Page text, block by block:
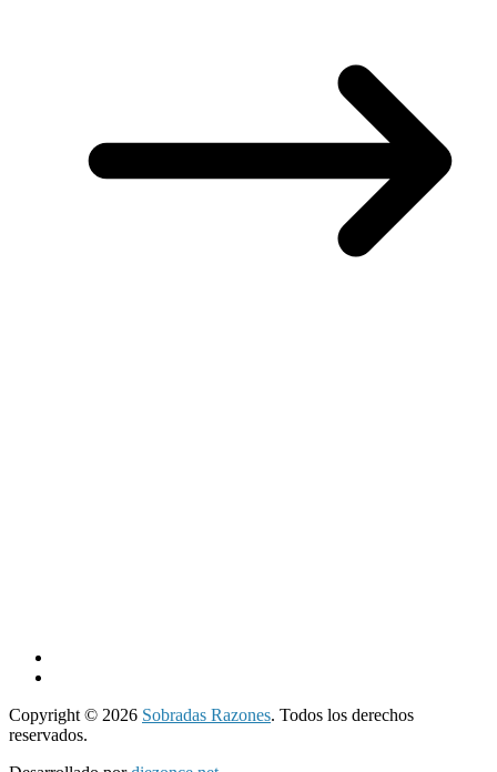
Copyright © 2026 Sobradas Razones. Todos los derechos
reservados.